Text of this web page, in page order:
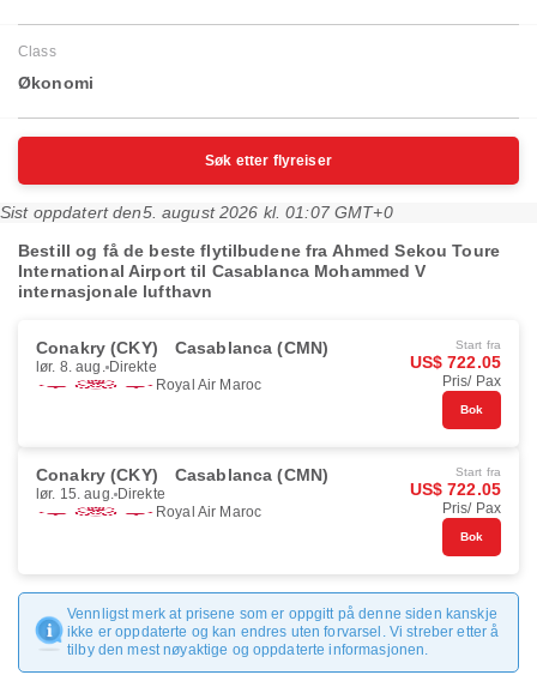
Class
Økonomi
Søk etter flyreiser
Sist oppdatert den5. august 2026 kl. 01:07 GMT+0
Bestill og få de beste flytilbudene fra Ahmed Sekou Toure
International Airport til Casablanca Mohammed V
internasjonale lufthavn
Conakry (CKY) Casablanca (CMN)
lør. 8. aug. Direkte
Royal Air Maroc
Start fra
US$ 722.05
Pris/ Pax
Bok
Conakry (CKY) Casablanca (CMN)
lør. 15. aug. Direkte
Royal Air Maroc
Start fra
US$ 722.05
Pris/ Pax
Bok
Vennligst merk at prisene som er oppgitt på denne siden kanskje
ikke er oppdaterte og kan endres uten forvarsel. Vi streber etter å
tilby den mest nøyaktige og oppdaterte informasjonen.